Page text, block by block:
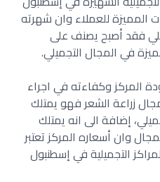
للعملاء وان شهرته
فقد أصبح يصنف على
في المجال التجميلي.
المركز وكفاءته في اجراء
زراعة الشعر فهو يمتلك
إضافة الى انه يمتلك
وان أسعاره المركز تعتبر
التجميلية في إسطنبول